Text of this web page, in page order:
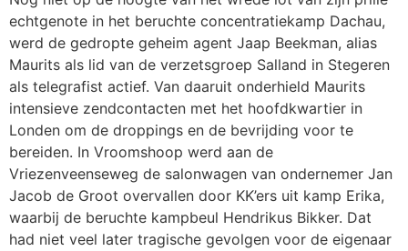
echtgenote in het beruchte concentratiekamp Dachau,
werd de gedropte geheim agent Jaap Beekman, alias
Maurits als lid van de verzetsgroep Salland in Stegeren
als telegrafist actief. Van daaruit onderhield Maurits
intensieve zendcontacten met het hoofdkwartier in
Londen om de droppings en de bevrijding voor te
bereiden. In Vroomshoop werd aan de
Vriezenveenseweg de salonwagen van ondernemer Jan
Jacob de Groot overvallen door KK’ers uit kamp Erika,
waarbij de beruchte kampbeul Hendrikus Bikker. Dat
had niet veel later tragische gevolgen voor de eigenaar